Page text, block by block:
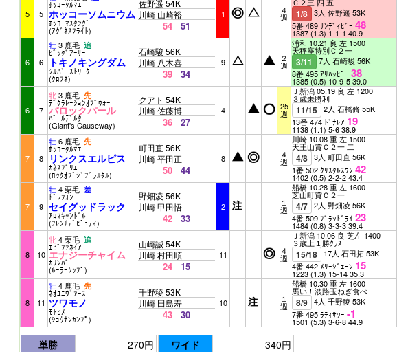
5 5
ﾎｯｺｰﾀﾙﾏｴ
ホッコーソムニウム
ﾎｯｺｰﾏｽﾀﾝｸﾞ
(ｱｸﾞﾈｽﾌﾗｲﾄ)
佐野遥 54K
川崎 山崎裕
54 51
1 ４
週 1/8 3人 佐野遥 53K
5番 489 ｻﾝﾃﾞｨﾋﾞｰ48
1387(1.3) 1-1-1 40.9
6 6
牡3 鹿毛追
ﾋﾞｯｸﾞｱｰｻｰ
トキノキングダム
ｼﾙﾊﾞｰｽﾄﾘｰｸ
(ｸﾛﾌﾈ)
石崎駿 56K
川崎 八木喜
39 34
9 ２
週
浦和 10.21 良 左 1500
天秤座特別Ｃ２一
3/11
7人 石崎駿 56K
8番 495 ｱﾘﾊｯﾋﾟｰ38
1385(0.5) 10-9-539.0
6 7
牝3 鹿毛先
ﾃﾞｸﾗﾚｰｼｮﾝｵﾌﾞｳｫｰ
バロックパール
ﾊﾟｰﾙﾃﾞﾙﾀ
(Giant's Causeway)
クアト 54K
川崎 佐藤博
36 27
4 25
週
Ｊ新潟 05.19 良 左 1200
３歳未勝利
11/15 2人 石橋脩 55K
13番 474 ﾄﾞﾅﾚｱ 19
1138(1.1) 5-638.9
7 8
牡6 鹿毛先
ﾎｯｺｰﾀﾙﾏｴ
リンクスエルピス
ｶﾈｽﾌﾞﾘｴ
(ﾛｯｸｵﾌﾞｼﾞﾌﾞﾗﾙﾀﾙ)
町田直 56K
川崎 平田正
50 44
8 ４
週
川崎 10.08 重 左 1500
天王山賞Ｃ２一 二
4/8 3人 町田直 56K
1番 502 ｸﾘｽﾀﾙｽﾜﾝ42
1402(0.5)2-2-243.4
7 9
牡4 栗毛差
ﾄﾞﾚﾌｫﾝ
セイグッドラック
ｱﾛﾏｷｬﾝﾄﾞﾙ
(ﾌﾚﾝﾁﾃﾞﾋﾟｭﾃｨ)
野畑凌 56K
川崎 甲田悟
42 33
2 １
週
船橋 10.28 重 左 1600
芝山町賞Ｃ２一
4/7 2人 野畑凌 56K
4番 509 ﾌﾞﾗｯﾄﾞﾗｲ23
1484(0.8) 3-3-339.4
8 10
牝4 栗毛追
ｴﾋﾟﾌｧﾈｲｱ
エナジーチャイム
ｶﾘﾝﾊﾞ
(ﾙｰﾗｰｼｯﾌﾟ)
山崎誠 54K
川崎 村田順
24 15
11 ４
週
Ｊ新潟 10.06 良 芝左 1400
３歳上１勝ｸﾗｽ
15/18
17人 石田拓 53K
4番 442 ﾒﾘｰｼﾞｪｰﾝ 15
1223(1.3) 15-1435.3
8 11
牡4 鹿毛先
ﾈｵﾕﾆｳﾞｧｰｽ
ツワモノ
ﾓﾄﾋﾒ
(ｼｮｳﾅﾝｶﾝﾌﾟ)
千野稜 53K
川崎 田島寿
43 30
10 １
週
船橋 10.30 重 左 1600
馬い！淡路玉ねぎ食べ
8/9 4人 千野稜 53K
7番 495 ﾗﾃｨｻﾜｰ-1
1501(5.3) 3-6-844.9
単勝 270円 ワイド 340円